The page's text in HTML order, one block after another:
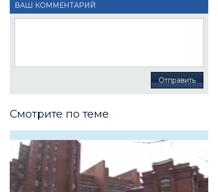
ВАШ КОММЕНТАРИЙ
Отправить
Смотрите по теме